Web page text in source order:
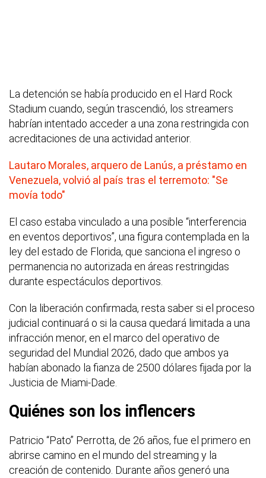
La detención se había producido en el Hard Rock
Stadium cuando, según trascendió, los streamers
habrían intentado acceder a una zona restringida con
acreditaciones de una actividad anterior.
Lautaro Morales, arquero de Lanús, a préstamo en
Venezuela, volvió al país tras el terremoto: "Se
movía todo"
El caso estaba vinculado a una posible “interferencia
en eventos deportivos”, una figura contemplada en la
ley del estado de Florida, que sanciona el ingreso o
permanencia no autorizada en áreas restringidas
durante espectáculos deportivos.
Con la liberación confirmada, resta saber si el proceso
judicial continuará o si la causa quedará limitada a una
infracción menor, en el marco del operativo de
seguridad del Mundial 2026, dado que ambos ya
habían abonado la fianza de 2500 dólares fijada por la
Justicia de Miami-Dade.
Quiénes son los inflencers
Patricio “Pato” Perrotta, de 26 años, fue el primero en
abrirse camino en el mundo del streaming y la
creación de contenido. Durante años generó una